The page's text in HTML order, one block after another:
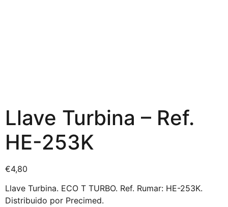
Llave Turbina – Ref.
HE-253K
€4,80
Llave Turbina. ECO T TURBO. Ref. Rumar: HE-253K.
Distribuido por Precimed.